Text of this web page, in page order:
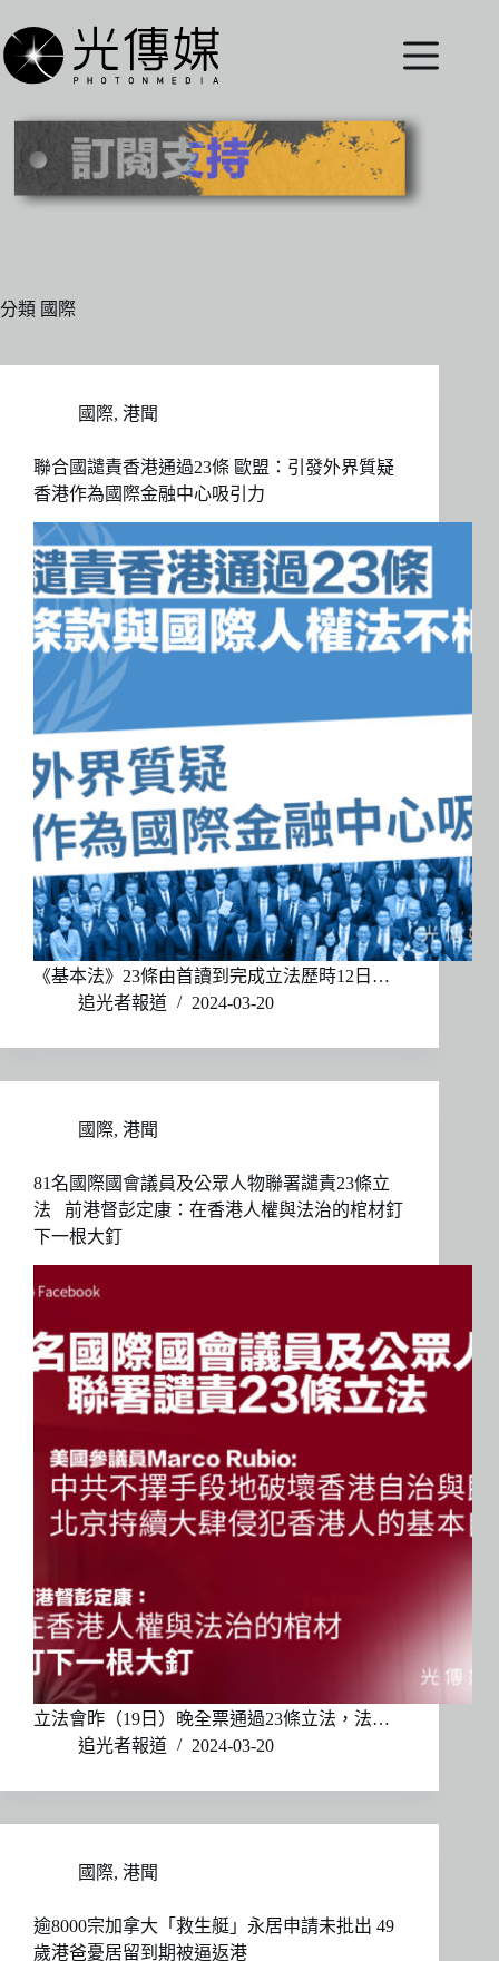
至
主
內
分類 國際
國際, 港聞
聯合國譴責香港通過23條 歐盟：引發外界質疑
香港作為國際金融中心吸引力
《基本法》23條由首讀到完成立法歷時12日…
追光者報道
2024-03-20
國際, 港聞
81名國際國會議員及公眾人物聯署譴責23條立
法 前港督彭定康：在香港人權與法治的棺材釘
下一根大釘
立法會昨（19日）晚全票通過23條立法，法…
追光者報道
2024-03-20
國際, 港聞
逾8000宗加拿大「救生艇」永居申請未批出 49
歲港爸憂居留到期被逼返港